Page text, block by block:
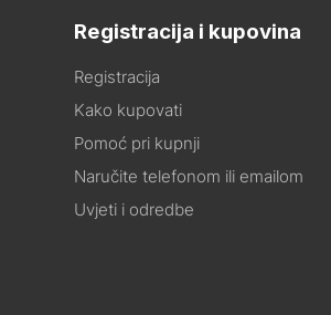
Registracija i kupovina
Registracija
Kako kupovati
Pomoć pri kupnji
Naručite telefonom ili emailom
Uvjeti i odredbe